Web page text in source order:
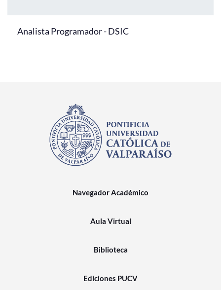
Analista Programador - DSIC
Navegador Académico
Aula Virtual
Biblioteca
Ediciones PUCV